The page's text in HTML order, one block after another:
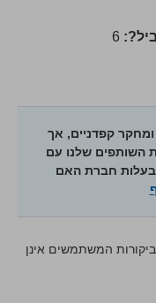
6
קפדניים, אך
השותפים שלנו עם
חברת האם
המשתמשים אינן